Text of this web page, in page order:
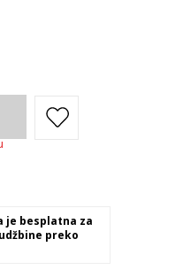
je besplatna za
preko